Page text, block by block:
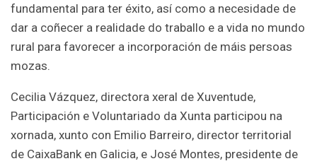
fundamental para ter éxito, así como a necesidade de
dar a coñecer a realidade do traballo e a vida no mundo
rural para favorecer a incorporación de máis persoas
mozas.
Cecilia Vázquez, directora xeral de Xuventude,
Participación e Voluntariado da Xunta participou na
xornada, xunto con Emilio Barreiro, director territorial
de CaixaBank en Galicia, e José Montes, presidente de